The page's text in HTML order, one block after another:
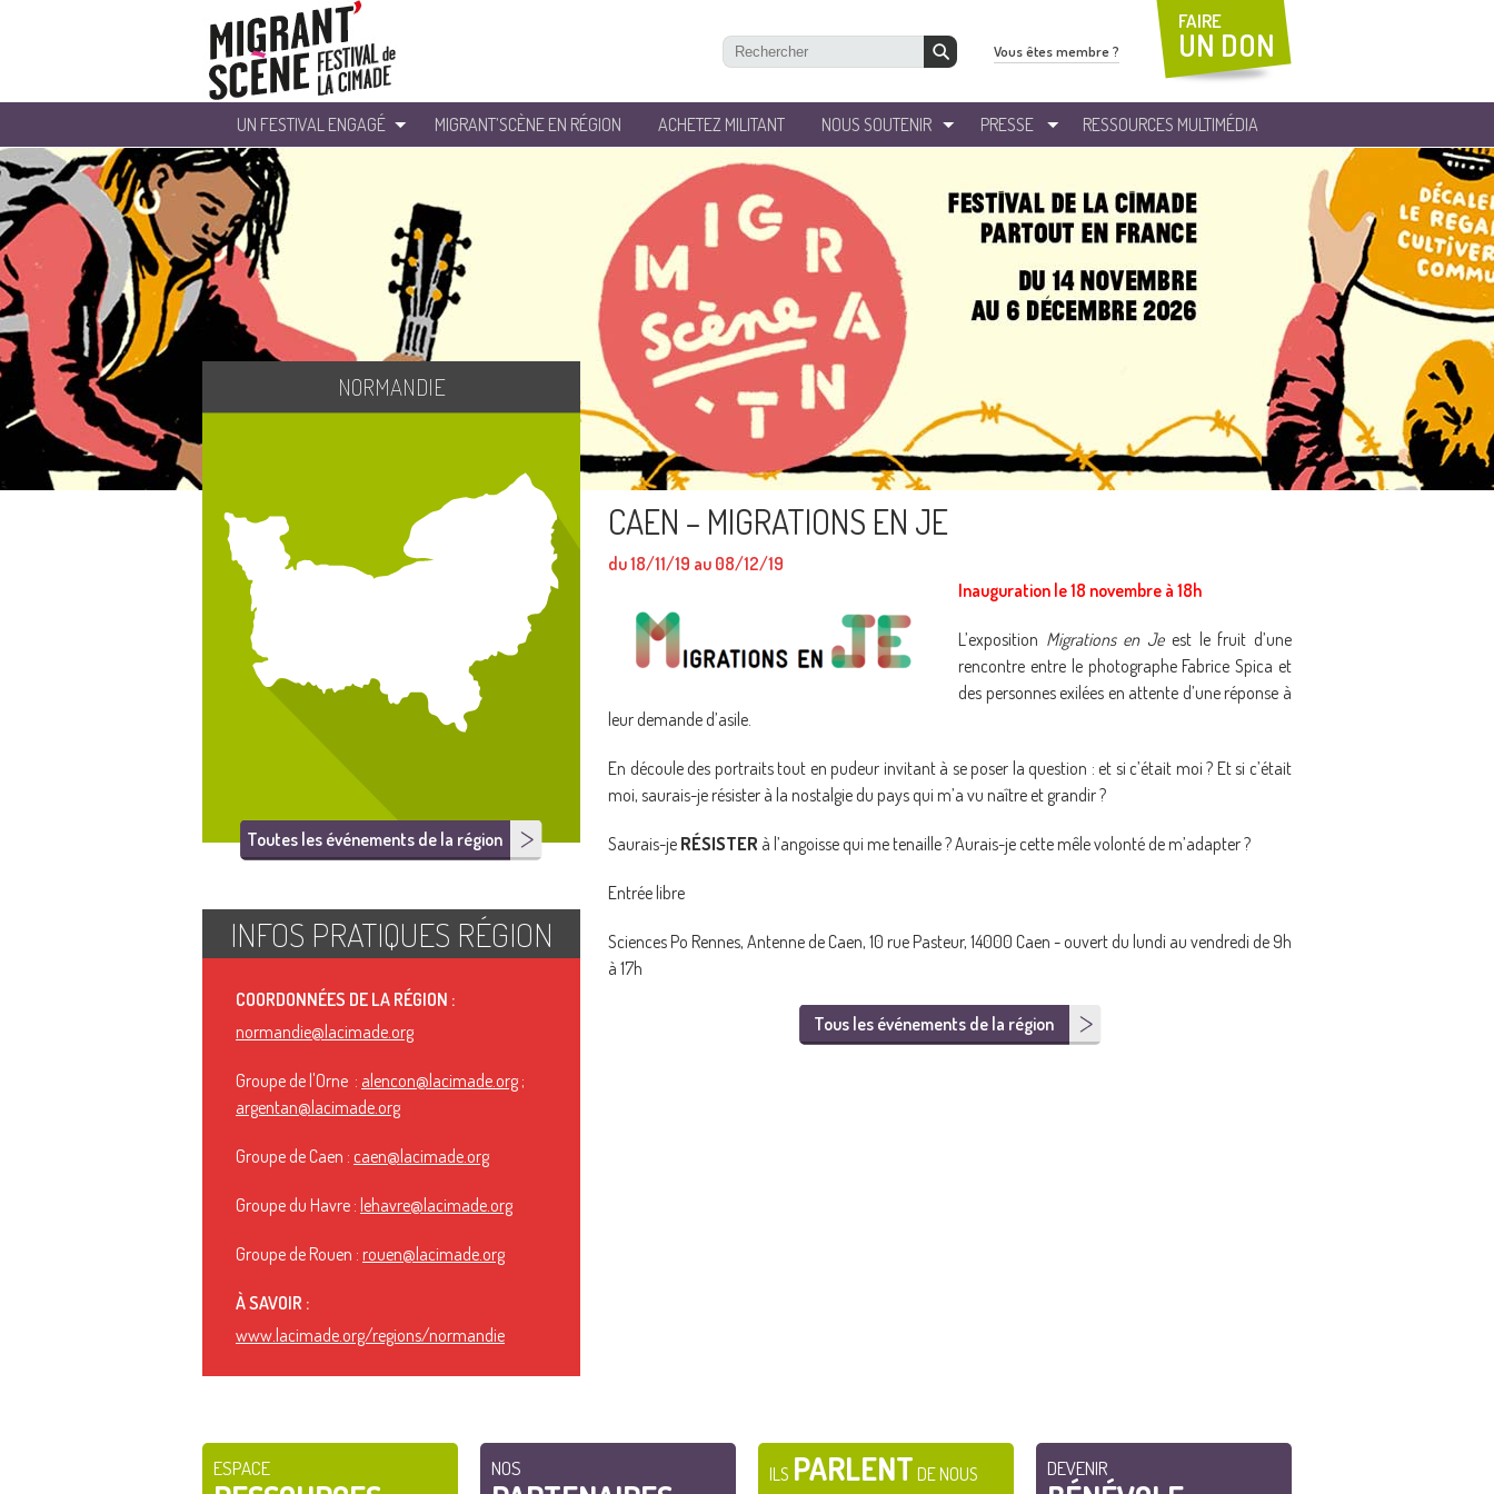
UN FESTIVAL ENGAGÉ MIGRANT’SCÈNE EN RÉGION ACHETEZ MILITANT NOUS SOUTENIR PRESSE RESSOURCES MULTIMÉDIA
Vous êtes membre ?
FAIRE
UN DON
CAEN – MIGRATIONS EN JE
du 18/11/19 au 08/12/19
Inauguration le 18 novembre à 18h
L’exposition Migrations en Jeest le fruit d’une
rencontre entre le photographe Fabrice Spica et
des personnes exilées en attente d’une réponse à
leur demande d’asile.
En découle des portraits tout en pudeur invitant à se poser la question : et si c’était moi ? Et si c’était
moi, saurais-je résister à la nostalgie du pays qui m’a vu naître et grandir ?
Saurais-je RÉSISTER à l’angoisse qui me tenaille ? Aurais-je cette mêle volonté de m’adapter ?
Entrée libre
Sciences Po Rennes, Antenne de Caen, 10 rue Pasteur, 14000 Caen - ouvert du lundi au vendredi de 9h
à 17h
Tous les événements de la région
NORMANDIE
Toutes les événements de la région
INFOS PRATIQUES RÉGION
COORDONNÉES DE LA RÉGION :
normandie@lacimade.org
Groupe de l'Orne : alencon@lacimade.org ;
argentan@lacimade.org
Groupe de Caen : caen@lacimade.org
Groupe du Havre : lehavre@lacimade.org
Groupe de Rouen : rouen@lacimade.org
À SAVOIR :
www.lacimade.org/regions/normandie
ESPACE NOS ILS PARLENT DE NOUS DEVENIR